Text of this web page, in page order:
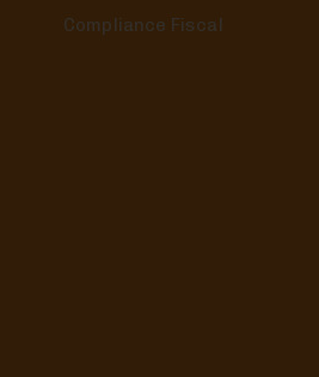
Compliance Fiscal